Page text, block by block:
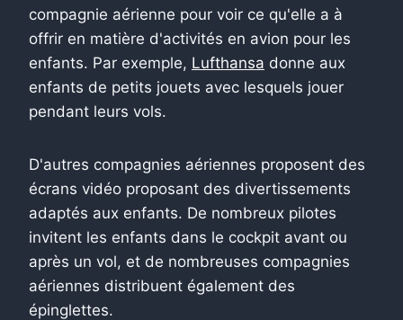
compagnie aérienne pour voir ce qu'elle a à
offrir en matière d'activités en avion pour les
enfants. Par exemple, Lufthansa donne aux
enfants de petits jouets avec lesquels jouer
pendant leurs vols.
D'autres compagnies aériennes proposent des
écrans vidéo proposant des divertissements
adaptés aux enfants. De nombreux pilotes
invitent les enfants dans le cockpit avant ou
après un vol, et de nombreuses compagnies
aériennes distribuent également des
épinglettes.